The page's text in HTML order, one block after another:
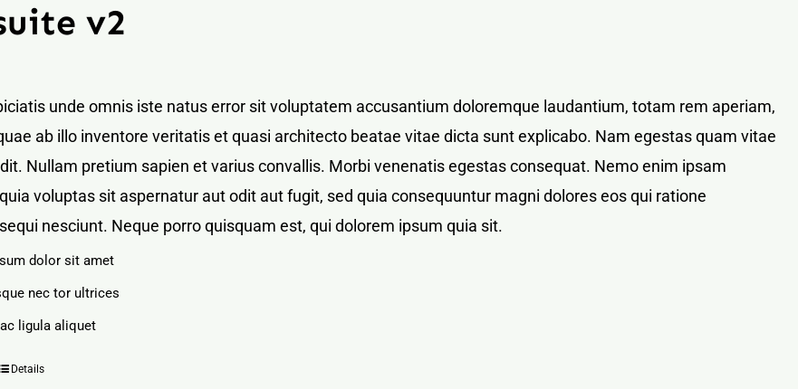
v2
unde omnis iste natus error sit voluptatem accusantium doloremque laudantium, totam rem aperiam,
ab illo inventore veritatis et quasi architecto beatae vitae dicta sunt explicabo. Nam egestas quam vitae
Nullam pretium sapien et varius convallis. Morbi venenatis egestas consequat. Nemo enim ipsam
voluptas sit aspernatur aut odit aut fugit, sed quia consequuntur magni dolores eos qui ratione
nesciunt. Neque porro quisquam est, qui dolorem ipsum quia sit.
dolor sit amet
nec tor ultrices
ligula aliquet
Details